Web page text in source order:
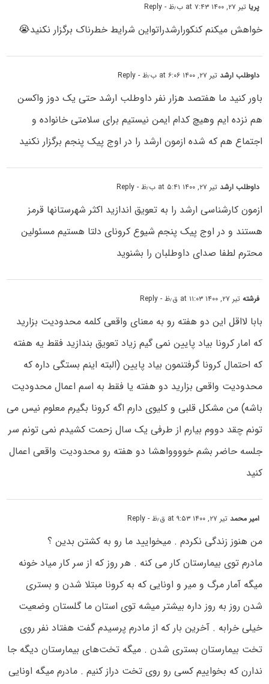
پریاتیر ۲۷, ۱۴۰۰ at ۷:۴۳ ب٫ظ - Reply
خواهش میکنم کنکورارشدراتواین شرایط خطرناک برگزار نکنید😭
داوطلب ارشدتیر ۲۷, ۱۴۰۰ at ۶:۰۶ ب٫ظ - Reply
باور کنید ما هفتصد هزار نفر داوطلب ارشد حتی یک دوز واکسن
هم نزده ایم وهیچ کدام ایمن نیستیم برای سلامتی خانواده و
اجتماع هم که شده ازمون ارشد را در اوج پیک پنجم برگزار نکنید
داوطلب ارشدتیر ۲۷, ۱۴۰۰ at ۵:۴۱ ب٫ظ - Reply
ازمون کارشناسی ارشد را به تعویق اندازید اکثر شهرستانها قرمز
هستند و در اوج پیک پنجم شیوع کرونای دلتا هستیم مسئولین
محترم لطفا صدای داوطلبان را بشنوید
فرشتهتیر ۲۷, ۱۴۰۰ at ۱۱:۰۳ ق٫ظ - Reply
بابا لااقل این دو هفته رو به معنای واقعی کلمه محدودیت بزارید
که امار کرونا بیاد پایین نمی گیم زیاد تعویق بندازید فقط یه هفته
که احتمال کرونا گرفتنمون بیاد پایین (البته اینم بستگی داره که
محدودیت واقعی بزارید دو هفته یا فقط به اسم اعمال محدودیت
باشه) من مشکل قلبی و کلیوی دارم اگه کرونا بگیرم معلوم نیس می
تونم چقد دووم بیارم از طرفی یک سال زحمت کشیدم نمی تونم سر
جلسه حاضر بشم خوووواهشا دو هفته رو محدودیت واقعی اعمال
کنید
امیر محمدتیر ۲۷, ۱۴۰۰ at ۹:۵۳ ق٫ظ - Reply
من هنوز زندگی نکردم . میخوایید ما رو به کشتن بدین ؟
مادرم توی بیمارستان کار می کنه . هر روز که از سر کار میاد خونه
میگه آمار مرگ و میر و اونایی که به کرونا مبتلا شدن و بستری
شدن روز به روز داره بیشتر میشه توی استان ما گلستان وضعیت
خیلی خرابه . آخرین بار که از مادرم پرسیدم گفت هفتاد نفر روی
تخت بیمارستان بستری شدن . میگه تخت‌های بیمارستان دیگه جا
ندارن که بخواییم کسی رو روی تخت دراز کنیم . مادرم میگه اونایی